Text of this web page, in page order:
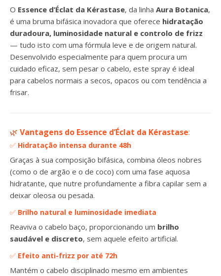
O Essence d’Éclat da Kérastase, da linha Aura Botanica,
é uma bruma bifásica inovadora que oferece hidratação
duradoura, luminosidade natural e controlo de frizz
— tudo isto com uma fórmula leve e de origem natural.
Desenvolvido especialmente para quem procura um
cuidado eficaz, sem pesar o cabelo, este spray é ideal
para cabelos normais a secos, opacos ou com tendência a
frisar.
🌿 Vantagens do Essence d’Éclat da Kérastase:
✅ Hidratação intensa durante 48h
Graças à sua composição bifásica, combina óleos nobres
(como o de argão e o de coco) com uma fase aquosa
hidratante, que nutre profundamente a fibra capilar sem a
deixar oleosa ou pesada.
✅ Brilho natural e luminosidade imediata
Reaviva o cabelo baço, proporcionando um brilho
saudável e discreto, sem aquele efeito artificial.
✅ Efeito anti-frizz por até 72h
Mantém o cabelo disciplinado mesmo em ambientes